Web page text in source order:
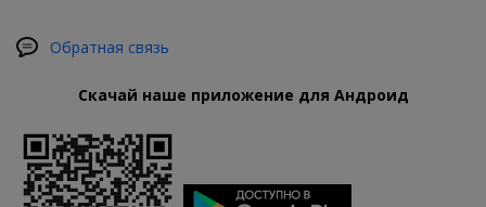
Обратная связь
Скачай наше приложение для Андроид